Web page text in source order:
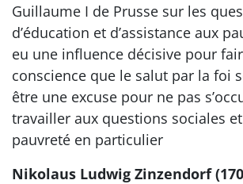
Guillaume I de Prusse sur les
d’éducation et d’assistance aux
eu une influence décisive pour
conscience que le salut par la foi
être une excuse pour ne pas
travailler aux questions sociales
pauvreté en particulier
Nikolaus Ludwig Zinzendorf